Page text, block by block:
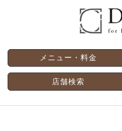
メニュー・料金
店舗検索